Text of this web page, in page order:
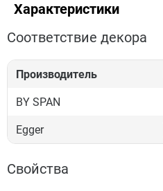
Характеристики
Соответствие декора
Производитель
BY SPAN
Egger
Свойства